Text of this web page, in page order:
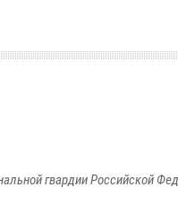
гвардии Российской